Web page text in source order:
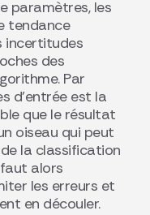
paramètres, les
tendance
incertitudes
des
Par
d’entrée est la
que le résultat
oiseau qui peut
la classification
alors
les erreurs et
en découler.